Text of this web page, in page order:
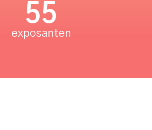
exposanten
55